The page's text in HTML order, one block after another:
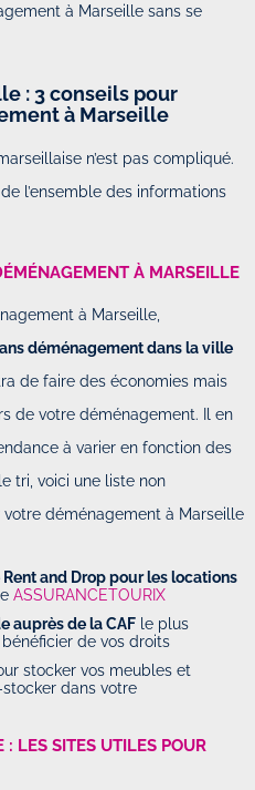
à Marseille sans se
: 3 conseils pour
à Marseille
n’est pas compliqué.
l’ensemble des informations
À MARSEILLE
à Marseille,
déménagement dans la ville
de faire des économies mais
de votre déménagement. Il en
à varier en fonction des
tri, voici une liste non
déménagement à Marseille
and Drop pour les locations
ASSURANCETOURIX
auprès de la CAF le plus
de vos droits
stocker vos meubles et
dans votre
LES SITES UTILES POUR